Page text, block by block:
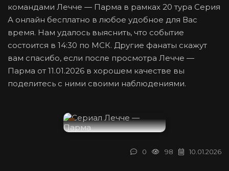
командами Лечче — Парма в рамках 20 тура Серия
А онлайн бесплатно в любое удобное для Вас
время. Нам удалось выяснить, что событие
состоится в 14:30 по МСК. Другие фанаты скажут
вам спасибо, если после просмотра Лечче —
Парма от 11.01.2026 в хорошем качестве вы
поделитесь с ними своими наблюдениями.
10.01.2026
98
0